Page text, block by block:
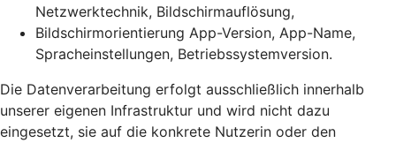
Netzwerktechnik, Bildschirmauflösung,
Bildschirmorientierung App-Version, App-Name,
Spracheinstellungen, Betriebssystemversion.
Die Datenverarbeitung erfolgt ausschließlich innerhalb
unserer eigenen Infrastruktur und wird nicht dazu
eingesetzt, sie auf die konkrete Nutzerin oder den